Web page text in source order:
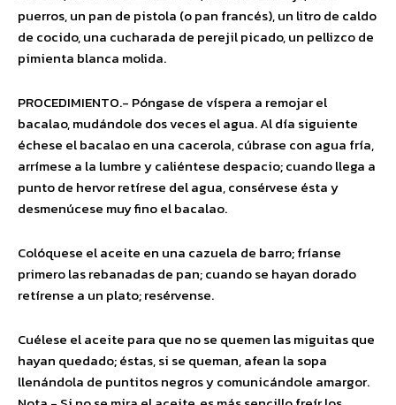
puerros, un pan de pistola (o pan francés), un litro de caldo
de cocido, una cucharada de perejil picado, un pellizco de
pimienta blanca molida.
PROCEDIMIENTO.- Póngase de víspera a remojar el
bacalao, mudándole dos veces el agua. Al día siguiente
échese el bacalao en una cacerola, cúbrase con agua fría,
arrímese a la lumbre y caliéntese despacio; cuando llega a
punto de hervor retírese del agua, consérvese ésta y
desmenúcese muy fino el bacalao.
Colóquese el aceite en una cazuela de barro; fríanse
primero las rebanadas de pan; cuando se hayan dorado
retírense a un plato; resérvense.
Cuélese el aceite para que no se quemen las miguitas que
hayan quedado; éstas, si se queman, afean la sopa
llenándola de puntitos negros y comunicándole amargor.